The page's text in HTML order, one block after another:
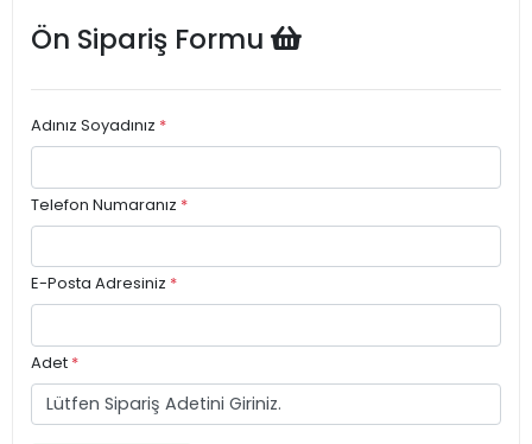
Ön Sipariş Formu
Adınız Soyadınız *
Telefon Numaranız *
E-Posta Adresiniz *
Adet *